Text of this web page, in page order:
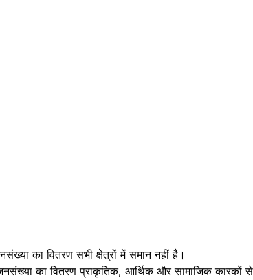
का वितरण सभी क्षेत्रों में समान नहीं है।
का वितरण प्राकृतिक, आर्थिक और सामाजिक कारकों से